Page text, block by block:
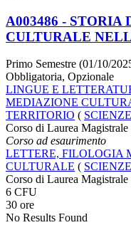
A003486 -
CULTURALE
Primo Semestre (01/10/
Obbligatoria, Opzionale
LINGUE E
MEDIAZIONE
TERRITORIO (
Corso di Laurea Magistrale
Corso ad esaurimento
LETTERE, FILOLOGIA
CULTURALE (
Corso di Laurea Magistrale
6 CFU
30 ore
No Results Found